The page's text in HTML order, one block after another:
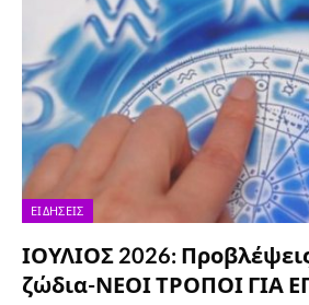
ΕΙΔΉΣΕΙΣ
ΙΟΥΛΙΟΣ 2026:
ζώδια-ΝΕΟΙ ΤΡΟΠΟΙ ΓΙΑ